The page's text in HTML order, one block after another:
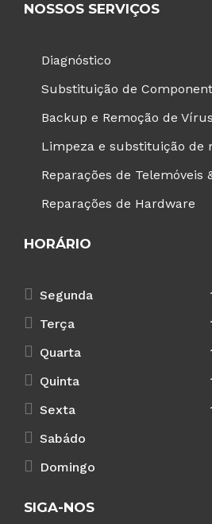
NOSSOS SERVIÇOS
Diagnóstico
Substituição de
Backup e Remoção de Vírus
Limpeza e substituição de
Reparações de Telemóveis
Reparações de Hardware
HORÁRIO
Segunda
Terça
Quarta
Quinta
Sexta
Sabádo
Domingo
SIGA-NOS